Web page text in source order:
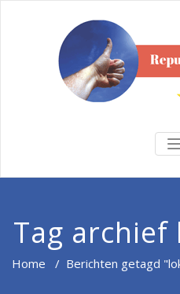
Tag archief
Home / Berichten getagd